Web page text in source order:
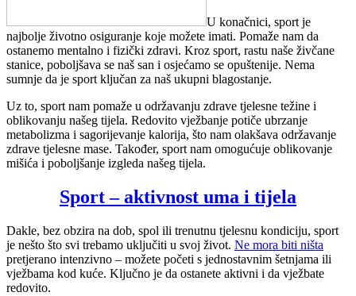
U konačnici, sport je
najbolje životno osiguranje koje možete imati. Pomaže nam da
ostanemo mentalno i fizički zdravi. Kroz sport, rastu naše živčane
stanice, poboljšava se naš san i osjećamo se opuštenije. Nema
sumnje da je sport ključan za naš ukupni blagostanje.
Uz to, sport nam pomaže u održavanju zdrave tjelesne težine i
oblikovanju našeg tijela. Redovito vježbanje potiče ubrzanje
metabolizma i sagorijevanje kalorija, što nam olakšava održavanje
zdrave tjelesne mase. Također, sport nam omogućuje oblikovanje
mišića i poboljšanje izgleda našeg tijela.
Sport – aktivnost uma i tijela
Dakle, bez obzira na dob, spol ili trenutnu tjelesnu kondiciju, sport
je nešto što svi trebamo uključiti u svoj život. Ne mora biti ništa
pretjerano intenzivno – možete početi s jednostavnim šetnjama ili
vježbama kod kuće. Ključno je da ostanete aktivni i da vježbate
redovito.